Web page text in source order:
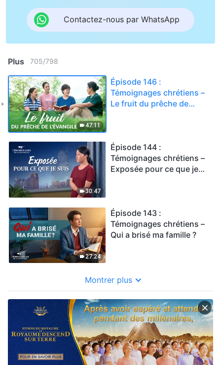
Contactez-nous par WhatsApp
Plus 705/798
47:11
Épisode 146 :
Témoignages chrétiens –
Le fruit du prêche de
30:47
Épisode 144 :
Témoignages chrétiens –
Exposée pour ce que je
27:24
Épisode 143 :
Témoignages chrétiens –
Qui a brisé ma famille ?
Montrer plus